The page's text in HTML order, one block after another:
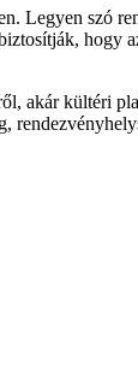
Legyen szó
hogy
akár kültéri